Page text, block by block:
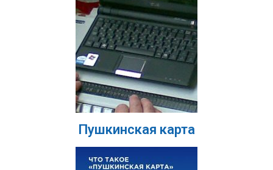
Пушкинская карта